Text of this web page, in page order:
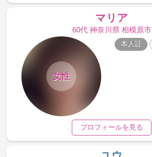
マリア
60代 神奈川県 相模原市
女性
本人証
プロフィールを見る